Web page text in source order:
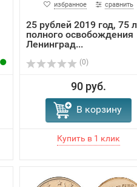
избранное сравнить
25 рублей 2019 год, 75
полного освобождения
Ленинград...
(0)
90 руб.
В корзину